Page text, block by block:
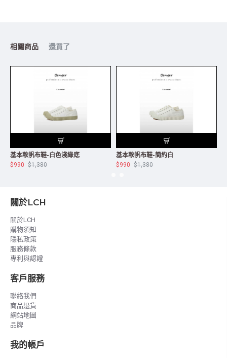
相關商品 還買了
基本款帆布鞋-白色淺綠底
$990 $1,380
基本款帆布鞋-簡約白
$990 $1,380
關於LCH
關於LCH
購物須知
隱私政策
服務條款
專利與認證
客戶服務
聯絡我們
商品退貨
網站地圖
品牌
我的帳戶